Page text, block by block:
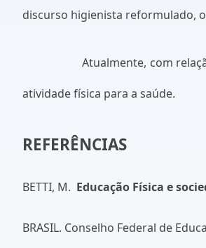
discurso higienista reformulado,
Atualmente, com
atividade física para a saúde.
REFERÊNCIAS
BETTI, M. Educação Física e
BRASIL. Conselho Federal de